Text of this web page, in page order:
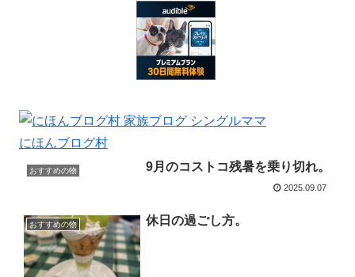
にほんブログ村
おすすめの物 9月のコストコ残暑を乗り切れ。
2025.09.07
おすすめの物 休日の過ごし方。